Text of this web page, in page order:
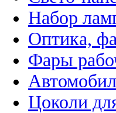
Набор
Оптика,
Фары
Цоколи